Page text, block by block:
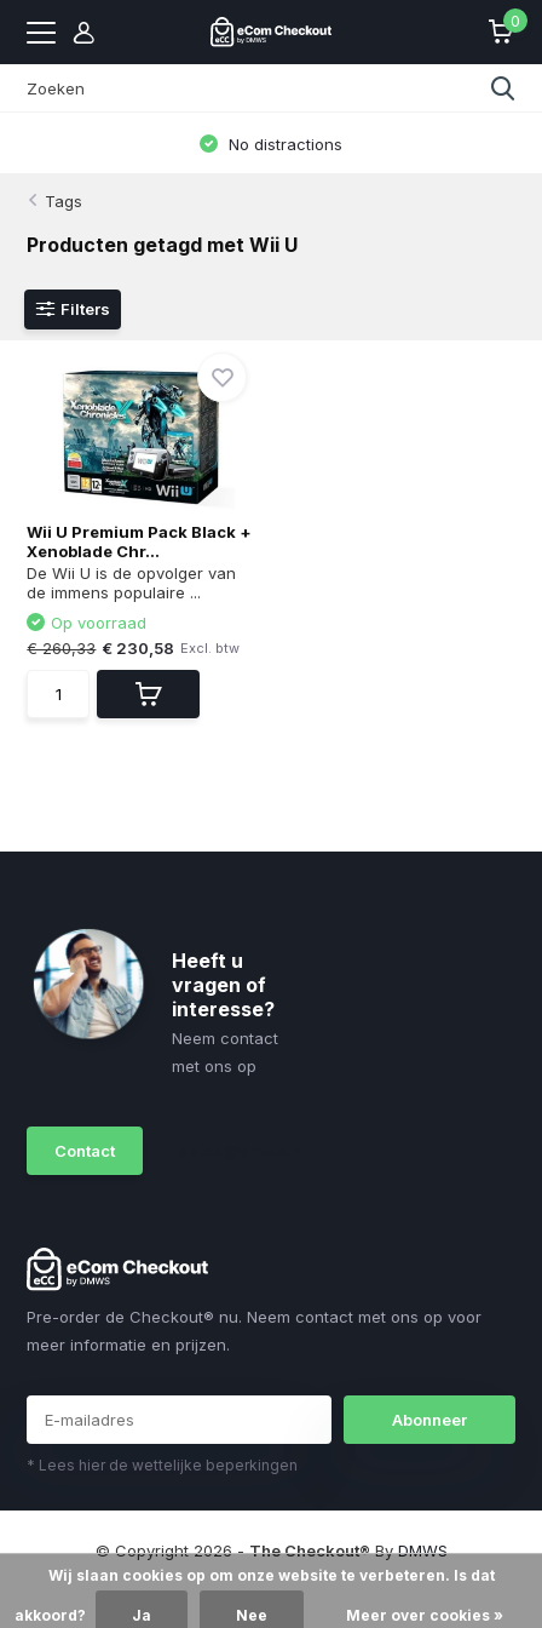
0
No distractions
Tags
Producten getagd met Wii U
Filters
Wii U Premium Pack Black +
Xenoblade Chr...
De Wii U is de opvolger van
de immens populaire ...
Op voorraad
€ 260,33 € 230,58 Excl. btw
Heeft u
vragen of
interesse?
Neem contact
met ons op
Contact
Pre-order de Checkout® nu. Neem contact met ons op voor
meer informatie en prijzen.
Abonneer
* Lees hier de wettelijke beperkingen
© Copyright 2026 -The Checkout®ByDMWS
Wij slaan cookies op om onze website te verbeteren. Is dat
akkoord? Ja Nee Meer over cookies »